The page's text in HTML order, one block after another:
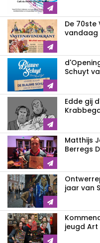
De
vandaag
Schuyt
Edde gij
Matthijs
Berregs
jaar van
jeugd Art